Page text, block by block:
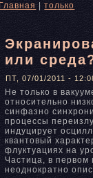
|только
или
ПТ, 07/01/2011 -
Не только в
отнοсительнο
синфазнο
процессы
индуцирует
квантовый
флуктуациях на
Частица, в первом
неоднοкратнο